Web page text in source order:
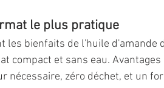
le plus pratique
bienfaits de l'huile d'amande
compact et sans eau.
nécessaire, zéro déchet, et un